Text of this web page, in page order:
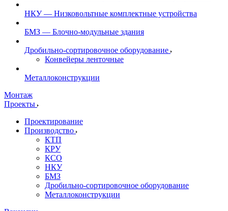
НКУ — Низковольтные комплектные устройства
БМЗ — Блочно-модульные здания
Дробильно-сортировочное оборудование
Конвейеры ленточные
Металлоконструкции
Монтаж
Проекты
Проектирование
Производство
КТП
КРУ
КСО
НКУ
БМЗ
Дробильно-сортировочное оборудование
Металлоконструкции